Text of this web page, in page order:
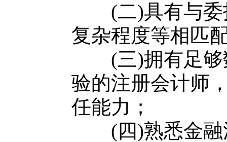
(二)具有与
复杂程度等相匹
(三)拥有足
验的注册会计师
任能力；
(四)熟悉金